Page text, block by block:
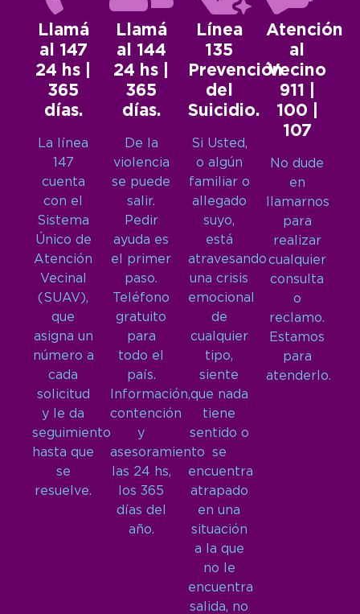
Llamá
al 147
24 hs |
365
días.
La línea
147
cuenta
con el
Sistema
Único de
Atención
Vecinal
(SUAV),
que
asigna un
número a
cada
solicitud
y le da
seguimiento
hasta que
se
resuelve.
Llamá
al 144
24 hs |
365
días.
De la
violencia
se puede
salir.
Pedir
ayuda es
el primer
paso.
Teléfono
gratuito
para
todo el
país.
Información,
contención
y
asesoramiento
las 24 hs,
los 365
días del
año.
Línea
135
Prevención
del
Suicidio.
Si Usted,
o algún
familiar o
allegado
suyo,
está
atravesando
una crisis
emocional
de
cualquier
tipo,
siente
que nada
tiene
sentido o
se
encuentra
atrapado
en una
situación
a la que
no le
encuentra
salida, no
Atención
al
Vecino
911 |
100 |
107
No dude
en
llamarnos
para
realizar
cualquier
consulta
o
reclamo.
Estamos
para
atenderlo.